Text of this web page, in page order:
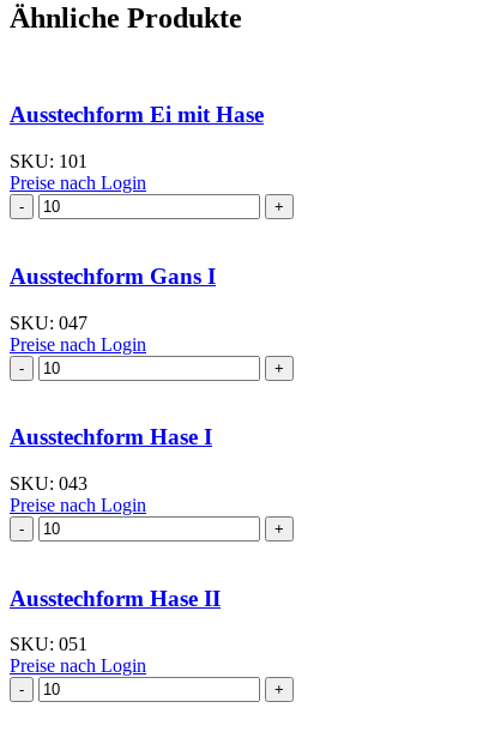
Ähnliche Produkte
Ausstechform Ei mit Hase
SKU: 101
Preise nach Login
Ausstechform
Ei
Hase
Menge
Ausstechform Gans I
SKU: 047
Preise nach Login
Ausstechform Gans
I
Ausstechform Hase I
SKU: 043
Preise nach Login
Ausstechform Hase
I
Ausstechform Hase II
SKU: 051
Preise nach Login
Ausstechform Hase
II